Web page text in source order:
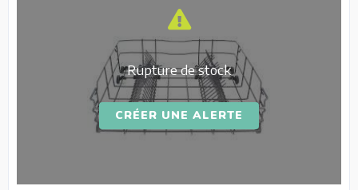
Rupture de stock
CRÉER UNE ALERTE